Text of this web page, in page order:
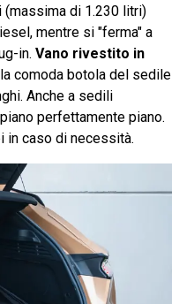
(massima di 1.230 litri)
mentre si "ferma" a
in. Vano rivestito in
comoda botola del sedile
Anche a sedili
perfettamente piano.
in caso di necessità.